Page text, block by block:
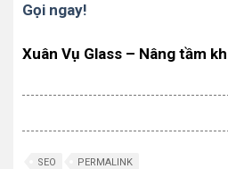
Gọi ngay!
Xuân Vụ Glass – Nâng tầm
SEO PERMALINK